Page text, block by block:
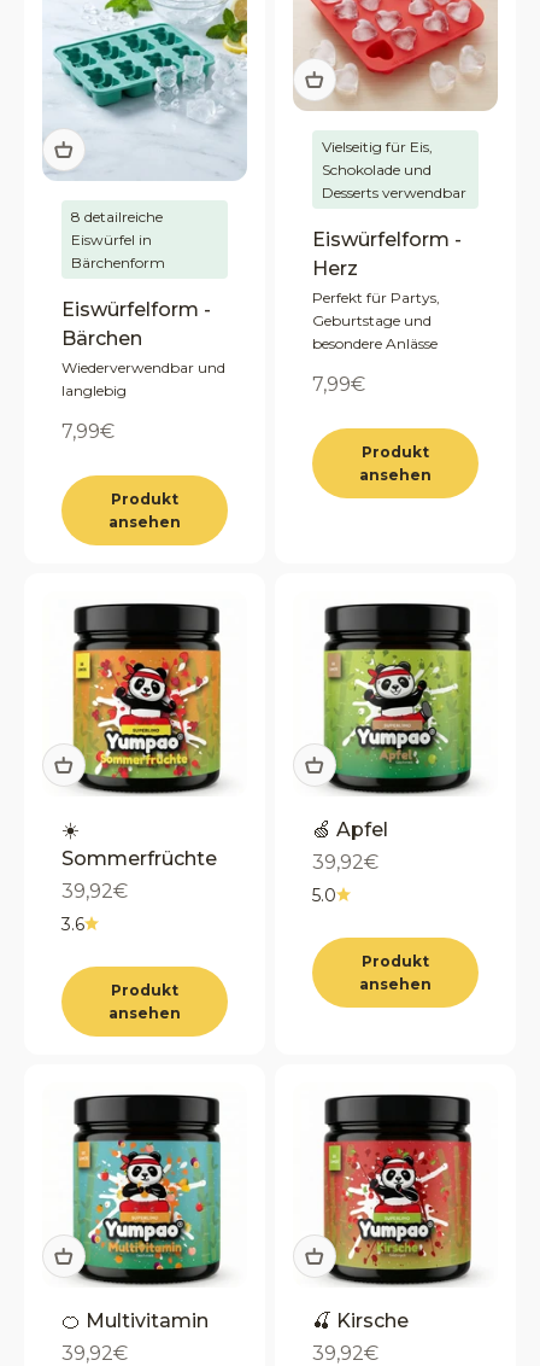
8 detailreiche
Eiswürfel in
Bärchenform
Eiswürfelform -
Bärchen
Wiederverwendbar und
langlebig
Angebot
7,99€
Produkt
ansehen
Vielseitig für Eis,
Schokolade und
Desserts verwendbar
Eiswürfelform -
Herz
Perfekt für Partys,
Geburtstage und
besondere Anlässe
Angebot
7,99€
Produkt
ansehen
☀️
Sommerfrüchte
Angebot
39,92€
3.6
Produkt
ansehen
🍏 Apfel
Angebot
39,92€
5.0
Produkt
ansehen
🍊 Multivitamin
Angebot
39,92€
🍒 Kirsche
Angebot
39,92€